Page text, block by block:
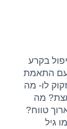
בקרע
עם התאמת
לו- מה
מה
טווח?
גיל